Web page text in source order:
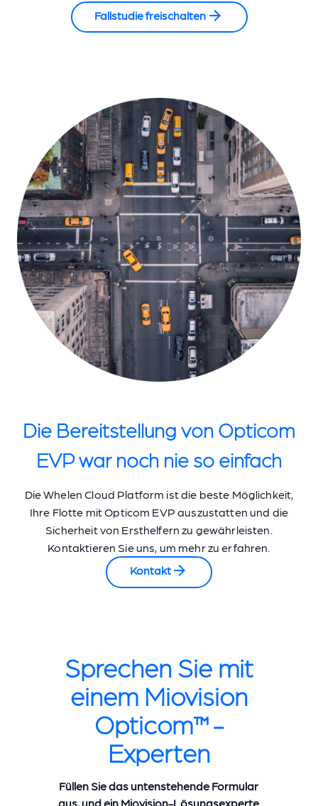
Fallstudie freischalten
Die Bereitstellung von Opticom
EVP war noch nie so einfach
Die Whelen Cloud Platform ist die beste Möglichkeit,
Ihre Flotte mit Opticom EVP auszustatten und die
Sicherheit von Ersthelfern zu gewährleisten.
Kontaktieren Sie uns, um mehr zu erfahren.
Kontakt
Sprechen Sie mit
einem Miovision
Opticom™-
Experten
Füllen Sie das untenstehende Formular
aus, und ein Miovision-Lösungsexperte